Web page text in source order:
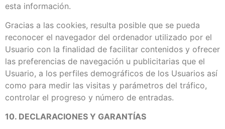
esta información.
Gracias a las cookies, resulta posible que se pueda
reconocer el navegador del ordenador utilizado por el
Usuario con la finalidad de facilitar contenidos y ofrecer
las preferencias de navegación u publicitarias que el
Usuario, a los perfiles demográficos de los Usuarios así
como para medir las visitas y parámetros del tráfico,
controlar el progreso y número de entradas.
10. DECLARACIONES Y GARANTÍAS